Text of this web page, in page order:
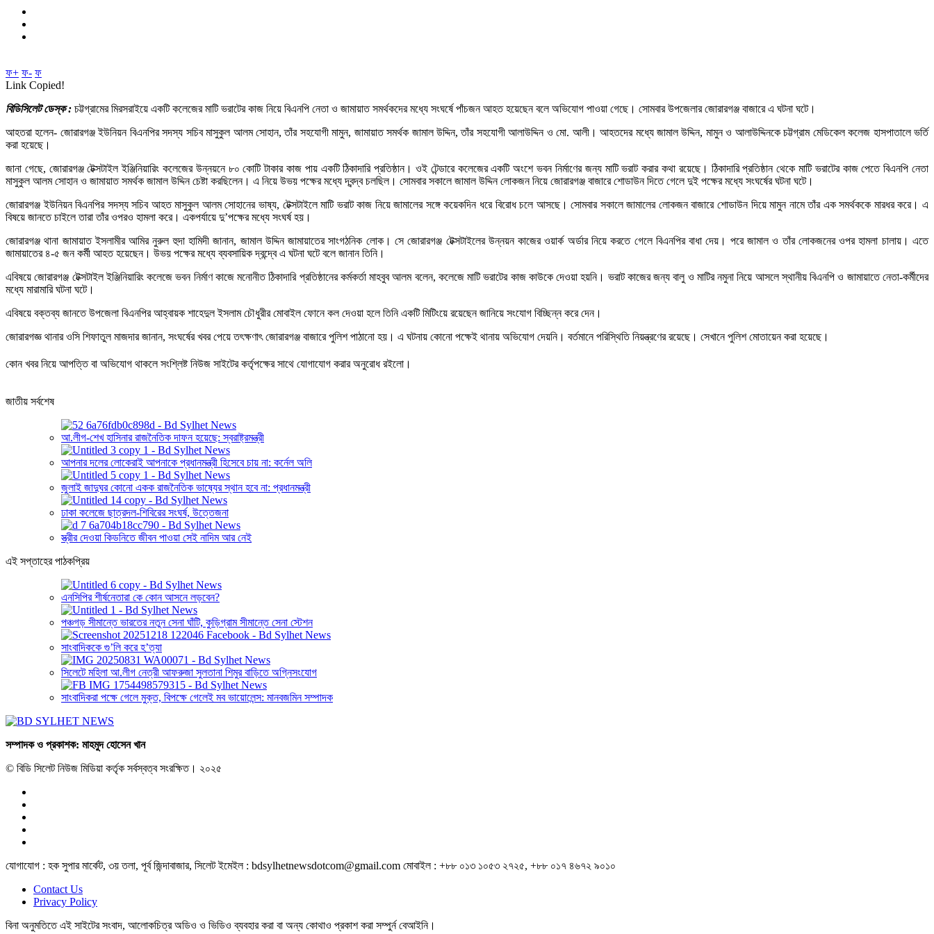
ফ+ ফ- ফ
Link Copied!
বিডিসিলেট ডেস্ক : চট্টগ্রামের মিরসরাইয়ে একটি কলেজের মাটি ভরাটের কাজ নিয়ে বিএনপি নেতা ও জামায়াত সমর্থকদের মধ্যে সংঘর্ষে পাঁচজন আহত হয়েছেন বলে অভিযোগ পাওয়া গেছে। সোমবার উপজেলার জোরারগঞ্জ বাজারে এ ঘটনা ঘটে।
আহতরা হলেন- জোরারগঞ্জ ইউনিয়ন বিএনপির সদস্য সচিব মাসুকুল আলম সোহান, তাঁর সহযোগী মামুন, জামায়াত সমর্থক জামাল উদ্দিন, তাঁর সহযোগী আলাউদ্দিন ও মো. আলী। আহতদের মধ্যে জামাল উদ্দিন, মামুন ও আলাউদ্দিনকে চট্টগ্রাম মেডিকেল কলেজ হাসপাতালে ভর্তি
করা হয়েছে।
জানা গেছে, জোরারগঞ্জ টেক্সটাইল ইঞ্জিনিয়ারিং কলেজের উন্নয়নে ৮০ কোটি টাকার কাজ পায় একটি ঠিকাদারি প্রতিষ্ঠান। ওই টেন্ডারে কলেজের একটি অংশে ভবন নির্মাণের জন্য মাটি ভরাট করার কথা রয়েছে। ঠিকাদারি প্রতিষ্ঠান থেকে মাটি ভরাটের কাজ পেতে বিএনপি নেতা
মাসুকুল আলম সোহান ও জামায়াত সমর্থক জামাল উদ্দিন চেষ্টা করছিলেন। এ নিয়ে উভয় পক্ষের মধ্যে দ্বন্দ্ব চলছিল। সোমবার সকালে জামাল উদ্দিন লোকজন নিয়ে জোরারগঞ্জ বাজারে শোডাউন দিতে গেলে দুই পক্ষের মধ্যে সংঘর্ষের ঘটনা ঘটে।
জোরারগঞ্জ ইউনিয়ন বিএনপির সদস্য সচিব আহত মাসুকুল আলম সোহানের ভাষ্য, টেক্সটাইলে মাটি ভরাট কাজ নিয়ে জামালের সঙ্গে কয়েকদিন ধরে বিরোধ চলে আসছে। সোমবার সকালে জামালের লোকজন বাজারে শোডাউন দিয়ে মামুন নামে তাঁর এক সমর্থককে মারধর করে। এ
বিষয়ে জানতে চাইলে তারা তাঁর ওপরও হামলা করে। একপর্যায়ে দু’পক্ষের মধ্যে সংঘর্ষ হয়।
জোরারগঞ্জ থানা জামায়াত ইসলামীর আমির নুরুল হুদা হামিদী জানান, জামাল উদ্দিন জামায়াতের সাংগঠনিক লোক। সে জোরারগঞ্জ টেক্সটাইলের উন্নয়ন কাজের ওয়ার্ক অর্ডার নিয়ে করতে গেলে বিএনপির বাধা দেয়। পরে জামাল ও তাঁর লোকজনের ওপর হামলা চালায়। এতে
জামায়াতের ৪-৫ জন কর্মী আহত হয়েছেন। উভয় পক্ষের মধ্যে ব্যবসায়িক দ্বন্দ্বে এ ঘটনা ঘটে বলে জানান তিনি।
এবিষয়ে জোরারগঞ্জ টেক্সটাইল ইঞ্জিনিয়ারিং কলেজে ভবন নির্মাণ কাজে মনোনীত ঠিকাদারি প্রতিষ্ঠানের কর্মকর্তা মাহবুব আলম বলেন, কলেজে মাটি ভরাটের কাজ কাউকে দেওয়া হয়নি। ভরাট কাজের জন্য বালু ও মাটির নমুনা নিয়ে আসলে স্থানীয় বিএনপি ও জামায়াতে নেতা-কর্মীদের
মধ্যে মারামারি ঘটনা ঘটে।
এবিষয়ে বক্তব্য জানতে উপজেলা বিএনপির আহ্বায়ক শাহেদুল ইসলাম চৌধুরীর মোবাইল ফোনে কল দেওয়া হলে তিনি একটি মিটিংয়ে রয়েছেন জানিয়ে সংযোগ বিচ্ছিন্ন করে দেন।
জোরারগজ্ঞ থানার ওসি শিফাতুল মাজদার জানান, সংঘর্ষের খবর পেয়ে তৎক্ষণাৎ জোরারগঞ্জ বাজারে পুলিশ পাঠানো হয়। এ ঘটনায় কোনো পক্ষেই থানায় অভিযোগ দেয়নি। বর্তমানে পরিস্থিতি নিয়ন্ত্রণের রয়েছে। সেখানে পুলিশ মোতায়েন করা হয়েছে।
কোন খবর নিয়ে আপত্তি বা অভিযোগ থাকলে সংশ্লিষ্ট নিউজ সাইটের কর্তৃপক্ষের সাথে যোগাযোগ করার অনুরোধ রইলো।
জাতীয় সর্বশেষ
আ.লীগ-শেখ হাসিনার রাজনৈতিক দাফন হয়েছে: স্বরাষ্ট্রমন্ত্রী
আপনার দলের লোকেরাই আপনাকে প্রধানমন্ত্রী হিসেবে চায় না: কর্নেল অলি
জুলাই জাদুঘর কোনো একক রাজনৈতিক ভাষ্যের স্থান হবে না: প্রধানমন্ত্রী
ঢাকা কলেজে ছাত্রদল-শিবিরের সংঘর্ষ, উত্তেজনা
স্ত্রীর দেওয়া কিডনিতে জীবন পাওয়া সেই নাদিম আর নেই
এই সপ্তাহের পাঠকপ্রিয়
এনসিপির শীর্ষনেতারা কে কোন আসনে লড়বেন?
পঞ্চগড় সীমান্তে ভারতের নতুন সেনা ঘাঁটি, কুড়িগ্রাম সীমান্তে সেনা স্টেশন
সাংবাদিককে গু’লি করে হ’ত্যা
সিলেটে মহিলা আ.লীগ নেত্রী আফরুজা সুলতানা শিমুর বাড়িতে অগ্নিসংযোগ
সাংবাদিকরা পক্ষে গেলে মুক্ত, বিপক্ষে গেলেই মব ভায়োলেন্স: মানবজমিন সম্পাদক
সম্পাদক ও প্রকাশক: মাহমুদ হোসেন খান
© বিডি সিলেট নিউজ মিডিয়া কর্তৃক সর্বস্বত্ব সংরক্ষিত। ২০২৫
যোগাযোগ : হক সুপার মার্কেট, ৩য় তলা, পূর্ব জিন্দাবাজার, সিলেট ইমেইল : bdsylhetnewsdotcom@gmail.com মোবাইল : +৮৮ ০১৩ ১০৫৩ ২৭২৫, +৮৮ ০১৭ ৪৬৭২ ৯০১০
Contact Us
Privacy Policy
বিনা অনুমতিতে এই সাইটের সংবাদ, আলোকচিত্র অডিও ও ভিডিও ব্যবহার করা বা অন্য কোথাও প্রকাশ করা সম্পুর্ন বেআইনি।